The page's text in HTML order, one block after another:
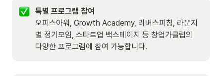
특별 프로그램 참여
오피스아워, Growth Academy, 리버스피칭, 라운지
별 정기모임, 스타트업 백스테이지 등 창업가클럽의
다양한 프로그램에 참여 가능합니다.